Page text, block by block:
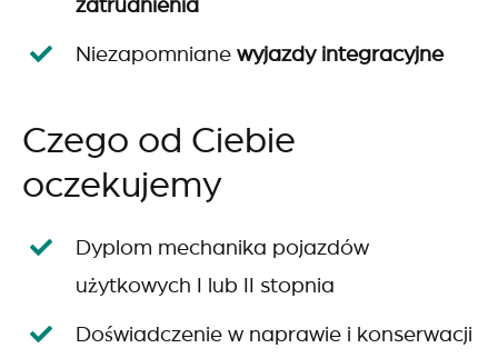
zatrudnienia
Niezapomniane wyjazdy integracyjne
Czego od Ciebie
oczekujemy
Dyplom mechanika pojazdów
użytkowych I lub II stopnia
Doświadczenie w naprawie i konserwacji